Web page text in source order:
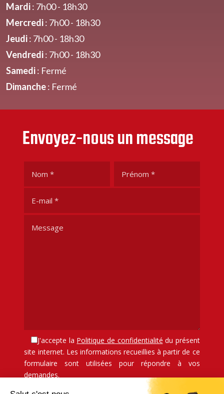
Mardi: 7h00 - 18h30
Mercredi: 7h00 - 18h30
Jeudi: 7h00 - 18h30
Vendredi: 7h00 - 18h30
Samedi: Fermé
Dimanche: Fermé
Envoyez-nous un message
J'accepte la Politique de confidentialité du présent
site internet. Les informations recueillies à partir de ce
formulaire sont utilisées pour répondre à vos
demandes.